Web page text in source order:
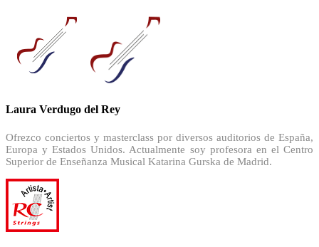
Laura Verdugo del Rey
Ofrezco conciertos y masterclass por diversos auditorios de España,
Europa y Estados Unidos. Actualmente soy profesora en el Centro
Superior de Enseñanza Musical Katarina Gurska de Madrid.